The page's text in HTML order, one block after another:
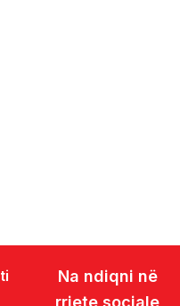
Na ndiqni në
rrjete sociale